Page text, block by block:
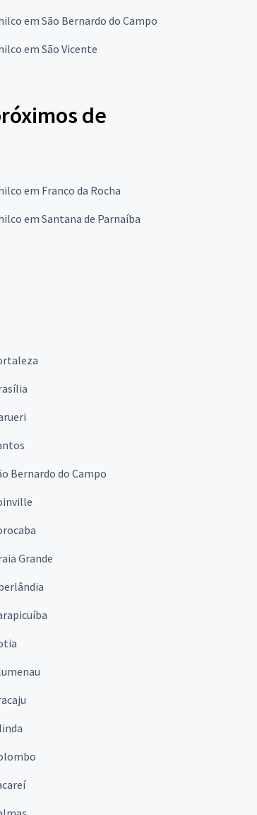
em São Bernardo do Campo
em São Vicente
de
em Franco da Rocha
em Santana de Parnaíba
Bernardo do Campo
Grande